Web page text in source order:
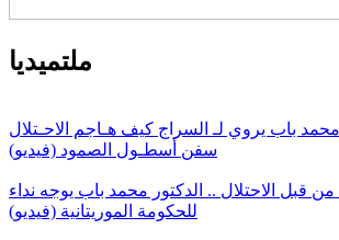
ملتميديا
محمد باب يروي لـ السراج كيف هـاجم الاحـتلال
سفن أسطـول الصمود (فيديو)
من قبل الاحتلال .. الدكتور محمد باب يوجه نداء
للحكومة الموريتانية (فيديو)